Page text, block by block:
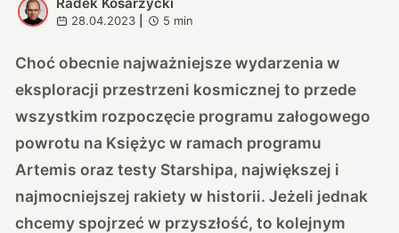
R
28.04.2023 5 min
Choć obecnie najważniejsze wydarzenia w
eksploracji przestrzeni kosmicznej to przede
wszystkim rozpoczęcie programu załogowego
powrotu na Księżyc w ramach programu
Artemis oraz testy Starshipa, największej i
najmocniejszej rakiety w historii. Jeżeli jednak
chcemy spojrzeć w przyszłość, to kolejnym